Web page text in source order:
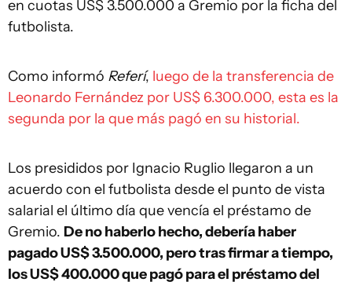
en cuotas US$ 3.500.000 a Gremio por la ficha del
futbolista.
Como informó Referí, luego de la transferencia de
Leonardo Fernández por US$ 6.300.000, esta es la
segunda por la que más pagó en su historial.
Los presididos por Ignacio Ruglio llegaron a un
acuerdo con el futbolista desde el punto de vista
salarial el último día que vencía el préstamo de
Gremio. De no haberlo hecho, debería haber
pagado US$ 3.500.000, pero tras firmar a tiempo,
los US$ 400.000 que pagó para el préstamo del